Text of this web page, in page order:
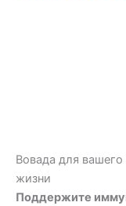
Вовада для
жизни
Поддержите